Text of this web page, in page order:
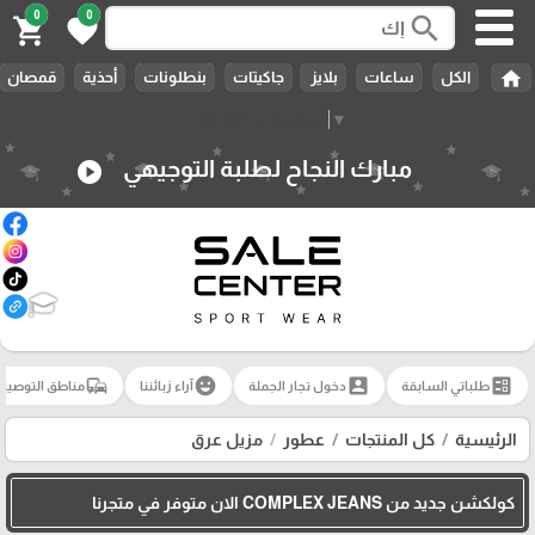
▼
search
0
favorite
0
shopping_cart
home الكل ساعات بلايز جاكيتات بنطلونات أحذية قمصان
مبارك النجاح لطلبة التوجيهي play_circle
🎓
ballotطلباتي السابقة account_box دخول تجار الجملة emoji_emotionsآراء زبائننا commuteمناطق
الرئيسية كل المنتجات عطور مزيل عرق
كولكشن جديد من COMPLEX JEANS الان متوفر في متجرنا